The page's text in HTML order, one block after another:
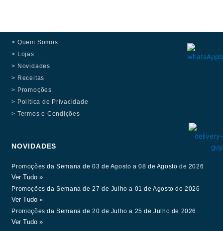
> Quem Somos
> Lojas
> Novidades
> Receitas
> Promoções
> Política de Privacidade
> Termos e Condições
NOVIDADES
Promoções da Semana de 03 de Agosto a 08 de Agosto de 2026
Ver Tudo »
Promoções da Semana de 27 de Julho a 01 de Agosto de 2026
Ver Tudo »
Promoções da Semana de 20 de Julho a 25 de Julho de 2026
Ver Tudo »